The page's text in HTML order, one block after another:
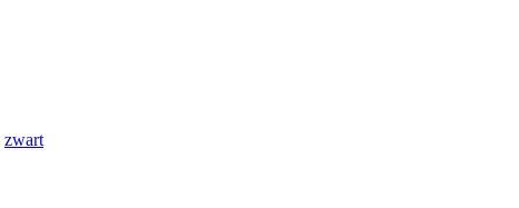
zwart